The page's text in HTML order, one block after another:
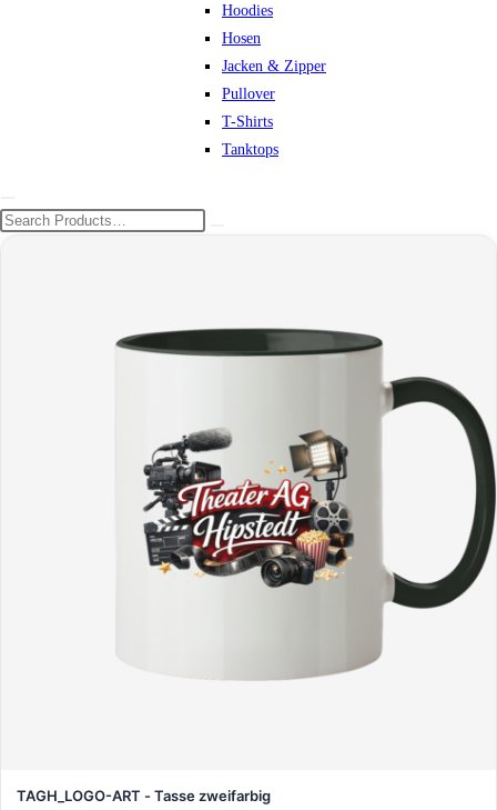
Hoodies
Hosen
Jacken & Zipper
Pullover
T-Shirts
Tanktops
TAGH_LOGO-ART - Tasse zweifarbig